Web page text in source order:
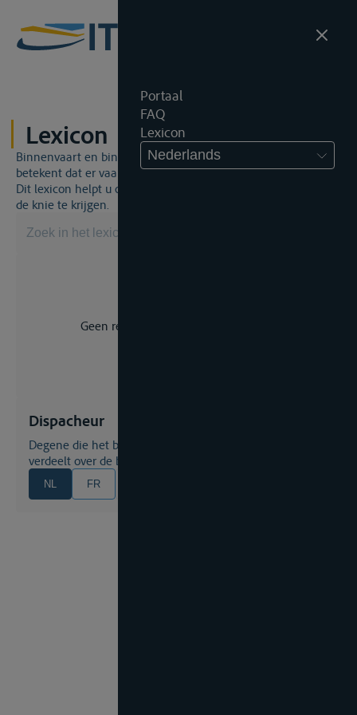
Portaal
FAQ
Lexicon
Nederlands
Lexicon
Binnenvaart en binnenvaartrecht is een unieke wereld. Dat
betekent dat er vaak een specifiek vakjargon gebruikt wordt.
Dit lexicon helpt u om een aantal broodnodige termen onder
de knie te krijgen.
Geen resultaat voor uw zoekopdracht.
Dispacheur
Degene die het bedrag van de avarij-grosse berekent en
verdeelt over de betrokken partijen
NL FR